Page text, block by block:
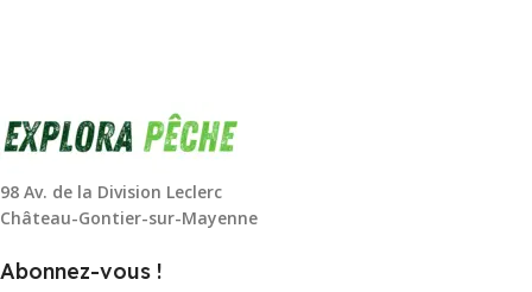
98 Av. de la Division Leclerc
Château-Gontier-sur-Mayenne
Abonnez-vous !